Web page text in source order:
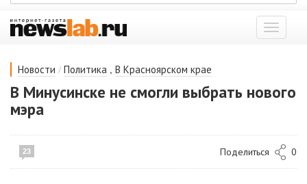
Показать
меню
Новости / Политика , В Красноярском крае
В Минусинске не смогли выбрать нового
мэра
23 Поделиться 0